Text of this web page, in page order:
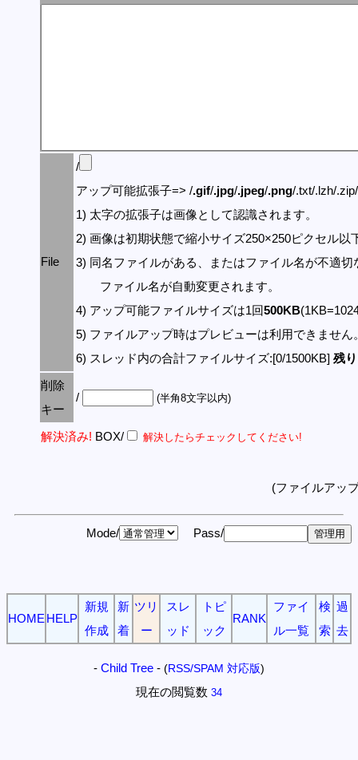
File
/
アップ可能拡張子=> /.gif/.jpg/.jpeg/.png/.txt/.lzh/
1) 太字の拡張子は画像として認識されます。
2) 画像は初期状態で縮小サイズ250×250ピクセル以
3) 同名ファイルがある、またはファイル名が不適切
ファイル名が自動変更されます。
4) アップ可能ファイルサイズは1回500KB
5) ファイルアップ時はプレビューは利用できません
6) スレッド内の合計ファイルサイズ:[0/1500KB] 残
削除
キー
/ (半角8文字以内)
解決済み! BOX/ 解決したらチェックしてください!
(ファイルアッ
Mode/ Pass/
HOME HELP
新規
作成
新
着
ツリ
ー
スレ
ッド
トピ
ック
RANK
ファイ
ル一覧
検
索
過
去
- Child Tree - (RSS/SPAM 対応版)
現在の閲覧数 34